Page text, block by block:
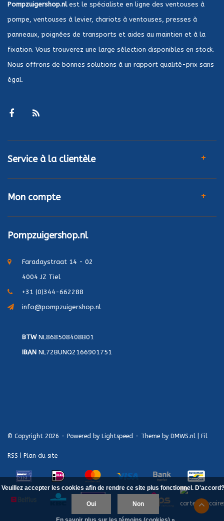
Pompzuigershop.nlest le spécialiste en ligne des ventouses à
pompe, ventouses à levier, chariots à ventouses, presses à
panneaux, poignées de transports et aides au maintien et à la
fixation. Vous trouverez une large sélection disponibles en stock.
Nous offrons de bonnes solutions à un rapport qualité-prix sans
égal.
Service à la clientèle
Mon compte
Pompzuigershop.nl
Faradaystraat 14 - 02
4004 JZ Tiel
+31 (0)344-662288
info@pompzuigershop.nl
BTWNL868508408B01
IBAN NL72BUNQ2166901751
© Copyright 2026 - Powered by Lightspeed - Theme by DMWS.nl Fil
RSS Plan du site
Veuillez accepter les cookies afin de rendre ce site plus fonctionnel. D'accord?
Oui Non